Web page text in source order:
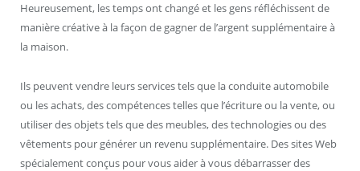
Heureusement, les temps ont changé et les gens réfléchissent de
manière créative à la façon de gagner de l’argent supplémentaire à
la maison.
Ils peuvent vendre leurs services tels que la conduite automobile
ou les achats, des compétences telles que l’écriture ou la vente, ou
utiliser des objets tels que des meubles, des technologies ou des
vêtements pour générer un revenu supplémentaire. Des sites Web
spécialement conçus pour vous aider à vous débarrasser des